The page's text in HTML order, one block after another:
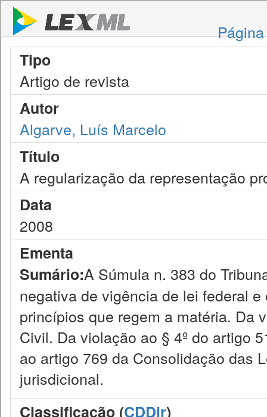
Tipo
Artigo de revista
Autor
Algarve, Luís Marcelo
Título
A regularização da representação
Data
2008
Ementa
Sumário:A Súmula n. 383 do
negativa de vigência de lei federal
princípios que regem a matéria. Da
Civil. Da violação ao § 4º do artigo
ao artigo 769 da Consolidação das
jurisdicional.
Classificação (CDDir)